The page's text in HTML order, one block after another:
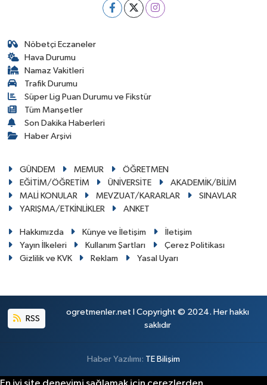
Nöbetçi Eczaneler
Hava Durumu
Namaz Vakitleri
Trafik Durumu
Süper Lig Puan Durumu ve Fikstür
Tüm Manşetler
Son Dakika Haberleri
Haber Arşivi
GÜNDEM MEMUR
ÖĞRETMEN
EĞİTİM/ÖĞRETİM
ÜNİVERSİTE
AKADEMİK/BİLİM
MALİ KONULAR
MEVZUAT/KARARLAR
SINAVLAR
YARIŞMA/ETKİNLİKLER
ANKET
Hakkımızda Künye ve İletişim
İletişim
Yayın İlkeleri
Kullanım Şartları
Çerez Politikası
Gizlilik ve KVK
Reklam Yasal Uyarı
RSS
ogretmenler.net I Copyright © 2024. Her hakkı
saklıdır
Haber Yazılımı: TE Bilişim